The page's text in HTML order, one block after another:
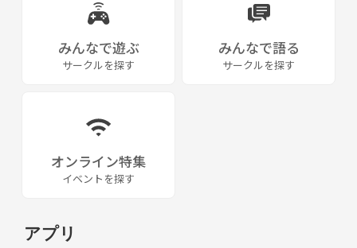
みんなで遊ぶ
サークルを探す
みんなで語る
サークルを探す
オンライン特集
イベントを探す
アプリ